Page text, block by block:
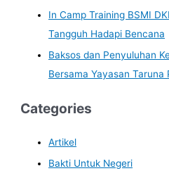
In Camp Training BSMI
Tangguh Hadapi Bencana
Baksos dan Penyuluhan
Bersama Yayasan Taruna
Categories
Artikel
Bakti Untuk Negeri